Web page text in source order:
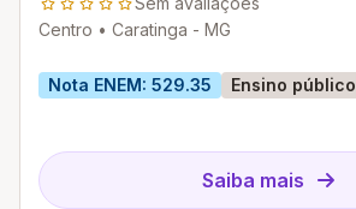
Centro • Caratinga - MG
Nota ENEM: 529.35 Ensino público
Saiba mais